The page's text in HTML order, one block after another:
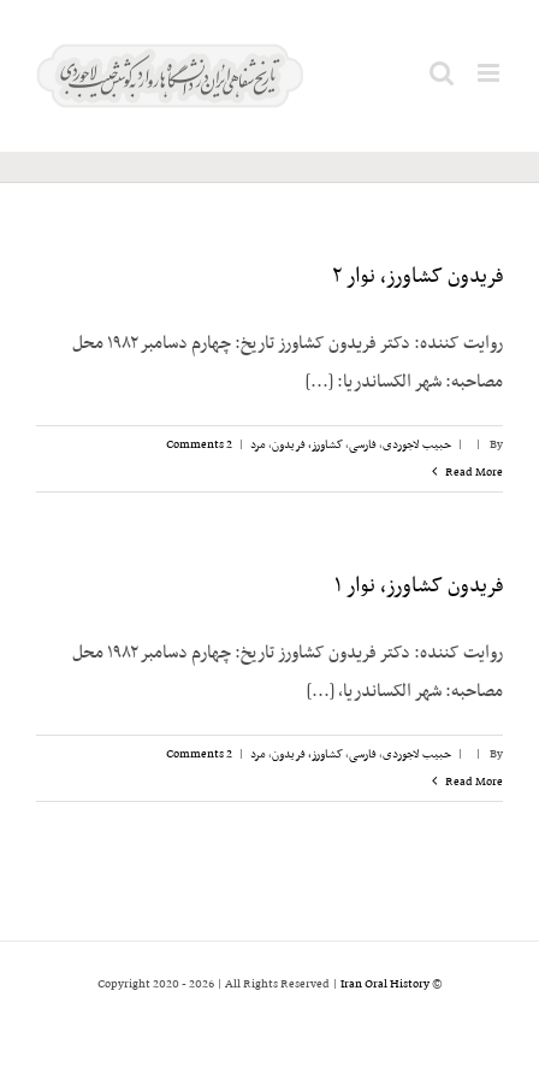
گیلان؛
فریدون کشاورز، نوار ۲
روایت کننده: دکتر فریدون کشاورز تاریخ: چهارم دسامبر ۱۹۸۲ محل
مصاحبه: شهر الکساندریا: [...]
By
|
| حبیب لاجوردی,فارسی,کشاورز، فریدون,مرد |
2 Comments
Read More
فریدون کشاورز، نوار ۱
روایت کننده: دکتر فریدون کشاورز تاریخ: چهارم دسامبر ۱۹۸۲ محل
مصاحبه: شهر الکساندریا، [...]
By
|
| حبیب لاجوردی,فارسی,کشاورز، فریدون,مرد |
2 Comments
Read More
© Copyright 2020 -
2026 | All Rights Reserved | Iran Oral History